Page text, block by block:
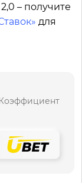
– получите
для
Коэффициент